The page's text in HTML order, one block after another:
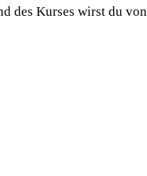
des Kurses wirst du von